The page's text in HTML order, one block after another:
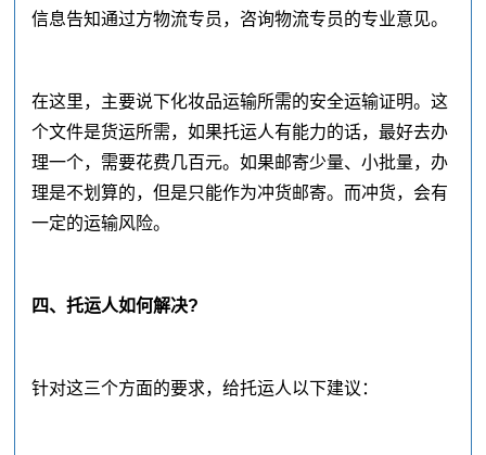
信息告知通过方物流专员，咨询物流专员的专业意见。
在这里，主要说下化妆品运输所需的安全运输证明。这
个文件是货运所需，如果托运人有能力的话，最好去办
理一个，需要花费几百元。如果邮寄少量、小批量，办
理是不划算的，但是只能作为冲货邮寄。而冲货，会有
一定的运输风险。
四、托运人如何解决?
针对这三个方面的要求，给托运人以下建议：